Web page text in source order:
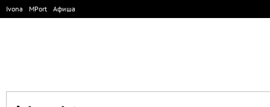
Ivona MPort Афиша